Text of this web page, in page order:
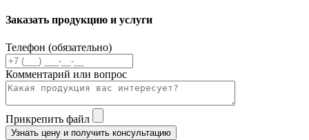
Заказать продукцию и услуги
Телефон (обязательно)
Комментарий или вопрос
Прикрепить файл
Узнать цену и получить консультацию